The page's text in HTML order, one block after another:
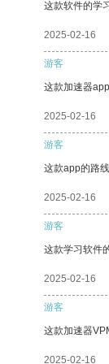
这款软件的学
2025-02-16
游客
这款加速器
2025-02-16
游客
这款app的路
2025-02-16
游客
这款学习软件
2025-02-16
游客
这款加速器
2025-02-16